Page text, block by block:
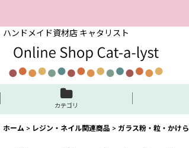
ハンドメイド資材店 キャタリスト
カテゴリ
ホーム > レジン・ネイル関連商品 > ガラス粉・粒・かけら